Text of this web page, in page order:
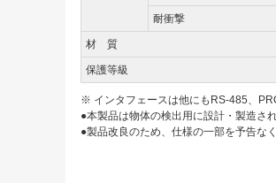
耐衝撃
材 質
保護等級
※ インタフェースは他にもRS-485、
●本製品は物体の検出用に設計・製造さ
●製品改良のため、仕様の一部を予告な